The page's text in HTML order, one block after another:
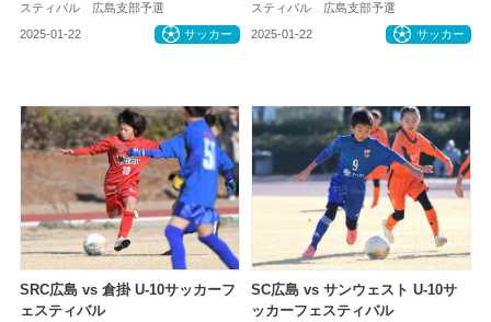
スティバル 広島支部予選
2025-01-22 サッカー
スティバル 広島支部予選
2025-01-22 サッカー
SRC広島 vs 倉掛 U-10サッカーフ
ェスティバル
SC広島 vs サンウェスト U-10サ
ッカーフェスティバル